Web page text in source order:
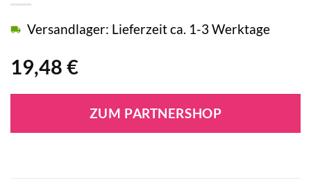
19,48 €
Versandlager: Lieferzeit ca. 1-3 Werktage
ZUM PARTNERSHOP